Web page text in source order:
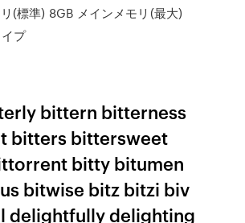
(標準) 8GB メインメモリ(最大)
プ
bittern bitterness
bitters bittersweet
bitty bitumen
bitwise bitz bitzi biv
delightfully delighting